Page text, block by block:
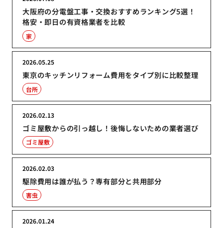
大阪府の分電盤工事・交換おすすめランキング5選！
格安・即日の有資格業者を比較
家
東京のキッチンリフォーム費用をタイプ別に比較整理
2026.05.25
台所
ゴミ屋敷からの引っ越し！後悔しないための業者選び
2026.02.13
ゴミ屋敷
駆除費用は誰が払う？専有部分と共用部分
2026.02.03
害虫
2026.01.24